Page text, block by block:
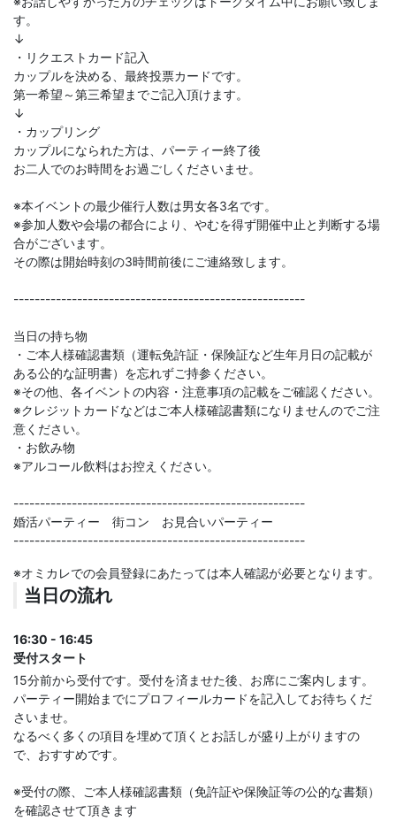
す。
↓
・リクエストカード記入
カップルを決める、最終投票カードです。
第一希望～第三希望までご記入頂けます。
↓
・カップリング
カップルになられた方は、パーティー終了後
お二人でのお時間をお過ごしくださいませ。
※本イベントの最少催行人数は男女各3名です。
※参加人数や会場の都合により、やむを得ず開催中止と判断する場
合がございます。
その際は開始時刻の3時間前後にご連絡致します。
-------------------------------------------------------
当日の持ち物
・ご本人様確認書類（運転免許証・保険証など生年月日の記載が
ある公的な証明書）を忘れずご持参ください。
※その他、各イベントの内容・注意事項の記載をご確認ください。
※クレジットカードなどはご本人様確認書類になりませんのでご注
意ください。
・お飲み物
※アルコール飲料はお控えください。
-------------------------------------------------------
婚活パーティー 街コン お見合いパーティー
-------------------------------------------------------
※オミカレでの会員登録にあたっては本人確認が必要となります。
当日の流れ
16:30 - 16:45
受付スタート
15分前から受付です。受付を済ませた後、お席にご案内します。
パーティー開始までにプロフィールカードを記入してお待ちくだ
さいませ。
なるべく多くの項目を埋めて頂くとお話しが盛り上がりますの
で、おすすめです。
※受付の際、ご本人様確認書類（免許証や保険証等の公的な書類）
を確認させて頂きます